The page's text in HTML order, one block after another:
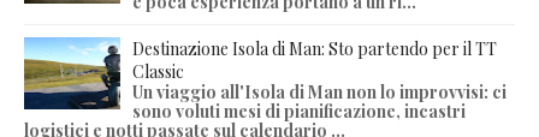
Destinazione Isola di Man: Sto partendo per il TT
Classic
Un viaggio all'Isola di Man non lo improvvisi: ci
sono voluti mesi di pianificazione, incastri
logistici e notti passate sul calendario ...